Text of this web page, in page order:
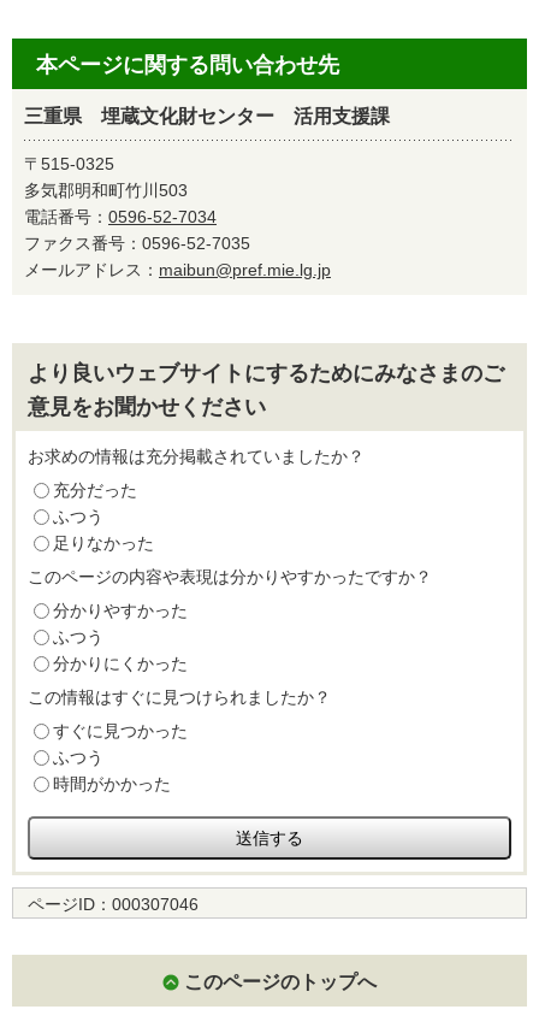
本ページに関する問い合わせ先
三重県 埋蔵文化財センター 活用支援課
〒515-0325
多気郡明和町竹川503
電話番号： 0596-52-7034
ファクス番号：0596-52-7035
メールアドレス： maibun@pref.mie.lg.jp
より良いウェブサイトにするためにみなさまのご
意見をお聞かせください
お求めの情報は充分掲載されていましたか？
充分だった
ふつう
足りなかった
このページの内容や表現は分かりやすかったですか？
分かりやすかった
ふつう
分かりにくかった
この情報はすぐに見つけられましたか？
すぐに見つかった
ふつう
時間がかかった
ページID： 000307046
このページのトップへ